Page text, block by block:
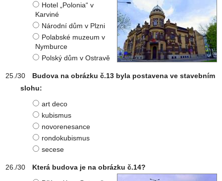
Hotel „Polonia“ v
Karviné
Národní dům v Plzni
Polabské muzeum v
Nymburce
Polský dům v Ostravě
Budova na obrázku č.13 byla postavena ve stavebním
slohu:
art deco
kubismus
novorenesance
rondokubismus
secese
Která budova je na obrázku č.14?